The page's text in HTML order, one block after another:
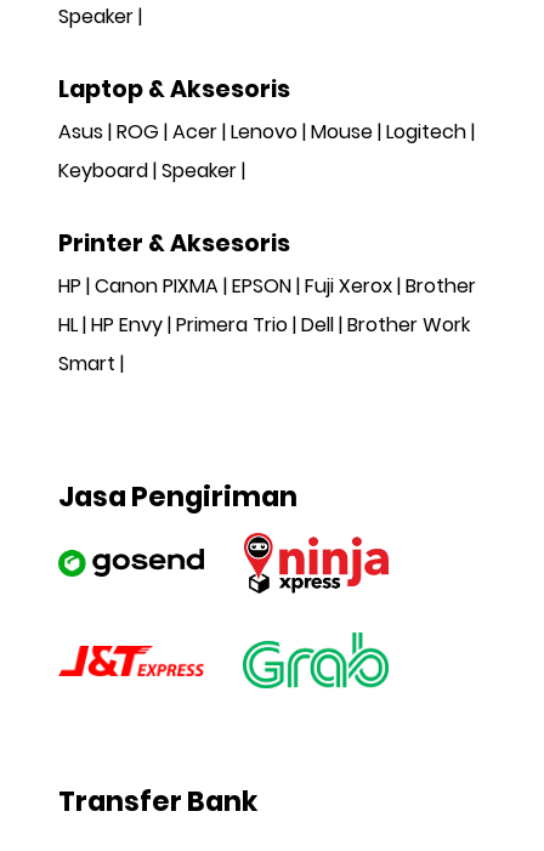
Speaker
Laptop & Aksesoris
Asus ROG Acer Lenovo Mouse Logitech
Keyboard Speaker
Printer & Aksesoris
HP Canon PIXMA EPSON Fuji Xerox Brother
HL HP Envy Primera Trio Dell Brother Work
Smart
Jasa Pengiriman
Transfer Bank